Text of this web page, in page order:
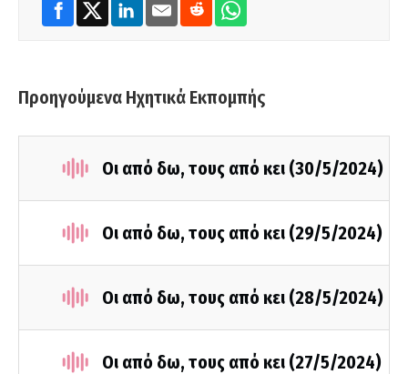
Προηγούμενα Ηχητικά Εκπομπής
Οι από δω, τους από κει (30/5/2024)
Οι από δω, τους από κει (29/5/2024)
Οι από δω, τους από κει (28/5/2024)
Οι από δω, τους από κει (27/5/2024)